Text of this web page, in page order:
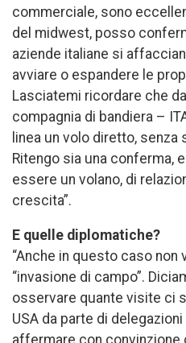
commerciale, sono
del midwest, posso
aziende italiane si
avviare o espandere le
Lasciatemi ricordare che
compagnia di bandiera –
linea un volo diretto, senza
Ritengo sia una conferma,
essere un volano, di
crescita”.
E quelle diplomatiche?
“Anche in questo caso
“invasione di campo”.
osservare quante visite ci
USA da parte di